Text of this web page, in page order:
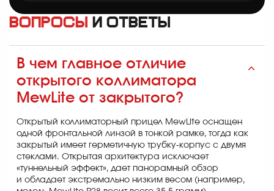
Вопросы и ответы
В чем главное отличие
открытого коллиматора
MewLite от закрытого?
Открытый коллиматорный прицел MewLite оснащен
одной фронтальной линзой в тонкой рамке, тогда как
закрытый имеет герметичную трубку-корпус с двумя
стеклами. Открытая архитектура исключает
«туннельный эффект», дает панорамный обзор
и обладает экстремально низким весом (например,